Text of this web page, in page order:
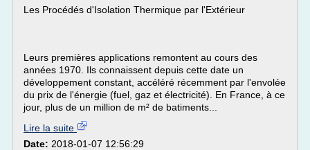
Les Procédés d'Isolation Thermique par l'Extérieur
Leurs premières applications remontent au cours des
années 1970. Ils connaissent depuis cette date un
développement constant, accéléré récemment par l'envolée
du prix de l'énergie (fuel, gaz et électricité). En France, à ce
jour, plus de un million de m² de batiments...
Lire la suite
Date: 2018-01-07 12:56:29